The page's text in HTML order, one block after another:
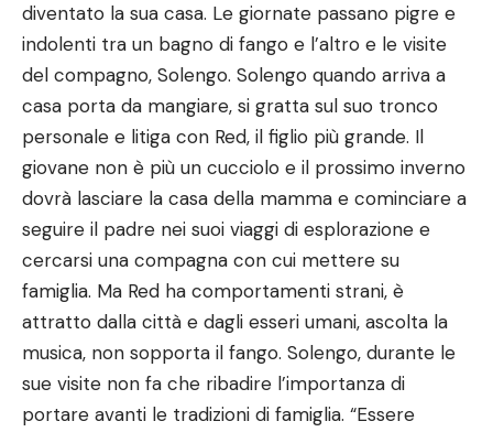
diventato la sua casa. Le giornate passano pigre e
indolenti tra un bagno di fango e l’altro e le visite
del compagno, Solengo. Solengo quando arriva a
casa porta da mangiare, si gratta sul suo tronco
personale e litiga con Red, il figlio più grande. Il
giovane non è più un cucciolo e il prossimo inverno
dovrà lasciare la casa della mamma e cominciare a
seguire il padre nei suoi viaggi di esplorazione e
cercarsi una compagna con cui mettere su
famiglia. Ma Red ha comportamenti strani, è
attratto dalla città e dagli esseri umani, ascolta la
musica, non sopporta il fango. Solengo, durante le
sue visite non fa che ribadire l’importanza di
portare avanti le tradizioni di famiglia. “Essere